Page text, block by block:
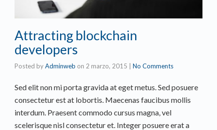
Attracting blockchain
developers
Posted byAdminweb on 2 marzo, 2015 | No Comments
Sed elit non mi porta gravida at eget metus. Sed posuere
consectetur est at lobortis. Maecenas faucibus mollis
interdum. Praesent commodo cursus magna, vel
scelerisque nisl consectetur et. Integer posuere erat a